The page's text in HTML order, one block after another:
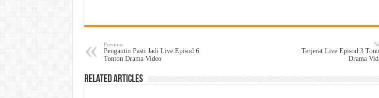
Previous
Pengantin Pasti Jadi Live Episod 6
Tonton Drama Video
Terjerat Live Episod 3
Drama
Related Articles